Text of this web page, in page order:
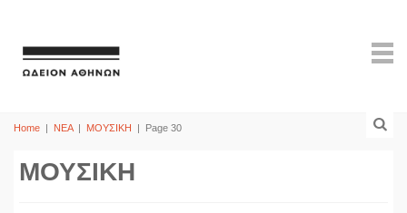
Home | ΝΕΑ | ΜΟΥΣΙΚΗ | Page 30
ΜΟΥΣΙΚΗ